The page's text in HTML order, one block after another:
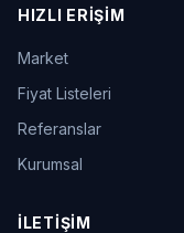
HIZLI ERIŞIM
Market
Fiyat Listeleri
Referanslar
Kurumsal
İLETIŞIM